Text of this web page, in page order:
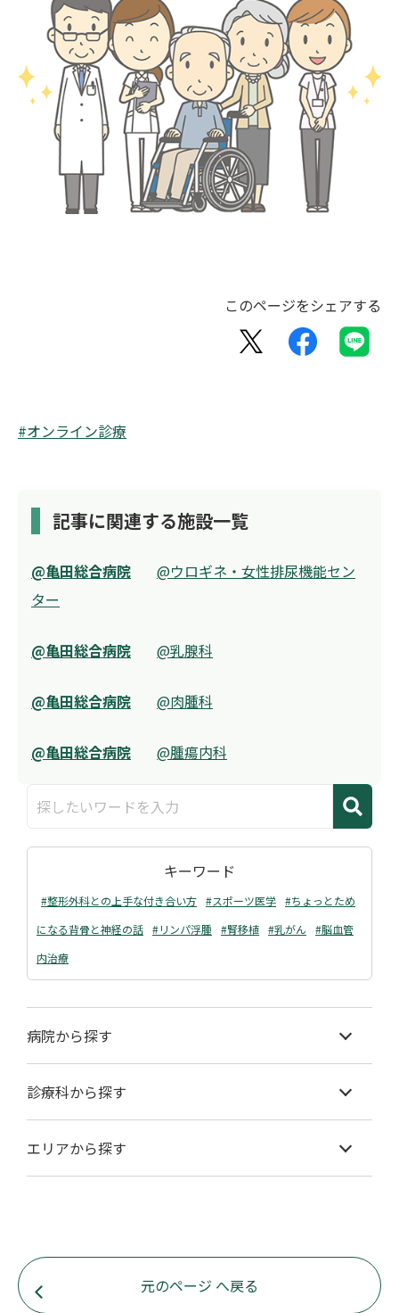
このページをシェアする
#オンライン診療
記事に関連する施設一覧
@亀田総合病院
@ウロギネ・女性排尿機能セン
ター
@亀田総合病院 @乳腺科
@亀田総合病院 @肉腫科
@亀田総合病院 @腫瘍内科
キーワード
#整形外科との上手な付き合い方 #スポーツ医学 #ちょっとため
になる背骨と神経の話 #リンパ浮腫 #腎移植 #乳がん
#脳血管
内治療
病院から探す
診療科から探す
エリアから探す
元のページ へ戻る